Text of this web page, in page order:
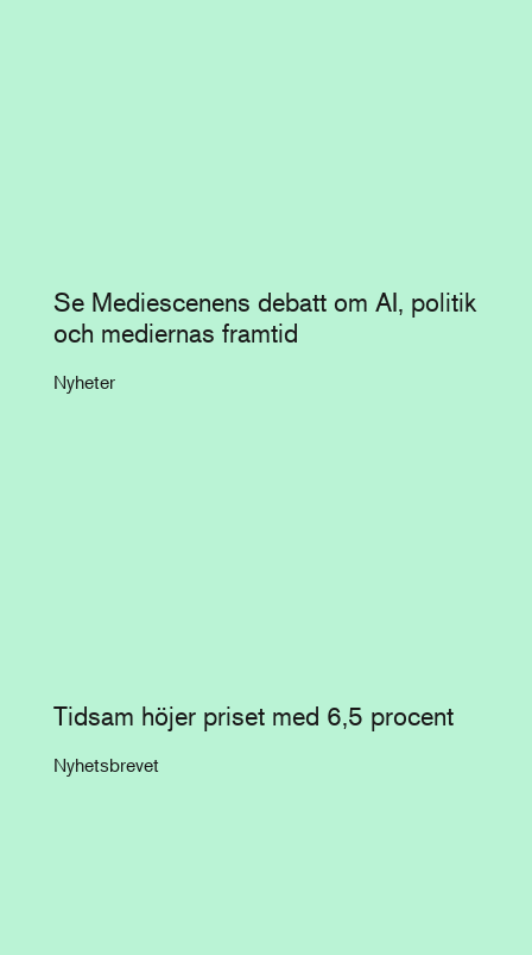
Se Mediescenens debatt om AI, politik
och mediernas framtid
Nyheter
Tidsam höjer priset med 6,5 procent
Nyhetsbrevet